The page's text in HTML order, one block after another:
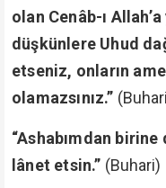
olan Cenâb-ı
düşkünlere Uhud
etseniz, onların
olamazsınız.”
“Ashabımdan
lânet etsin.” (Buhari)